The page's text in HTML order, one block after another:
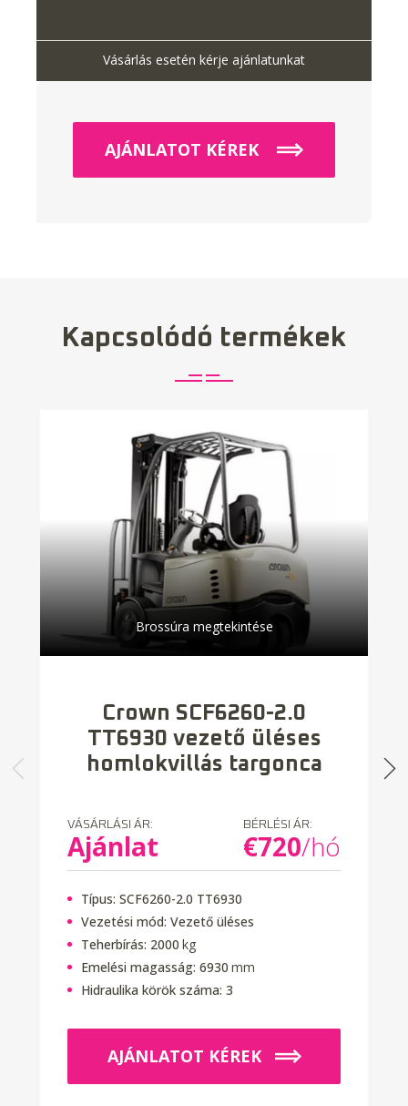
Vásárlás esetén kérje ajánlatunkat
AJÁNLATOT KÉREK
Kapcsolódó termékek
Brossúra megtekintése
Crown SCF6260-2.0
TT6930 vezető üléses
homlokvillás targonca
VÁSÁRLÁSI ÁR:
Ajánlat
BÉRLÉSI ÁR:
€720/hó
Típus: SCF6260-2.0 TT6930
Vezetési mód: Vezető üléses
Teherbírás: 2000 kg
Emelési magasság: 6930 mm
Hidraulika körök száma: 3
AJÁNLATOT KÉREK